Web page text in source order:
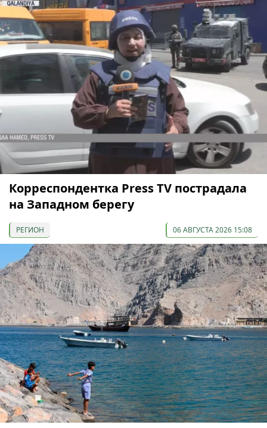
Корреспондентка Press TV пострадала
на Западном берегу
РЕГИОН 06 АВГУСТА 2026 15:08